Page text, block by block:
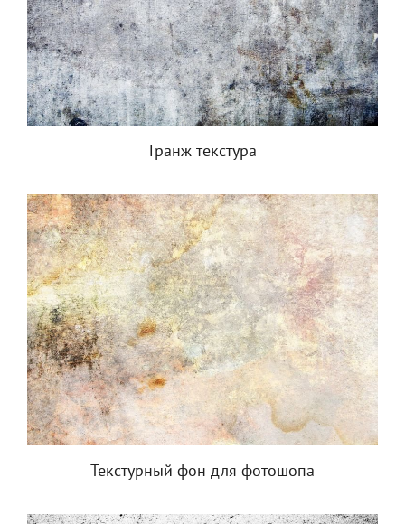
Гранж текстура
Текстурный фон для фотошопа